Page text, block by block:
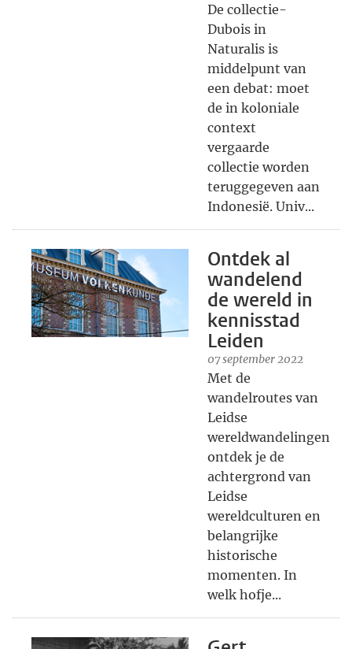
De collectie-
Dubois in
Naturalis is
middelpunt van
een debat: moet
de in koloniale
context
vergaarde
collectie worden
teruggegeven aan
Indonesië. Univ...
Ontdek al
wandelend
de wereld in
kennisstad
Leiden
07 september 2022
Met de
wandelroutes van
Leidse
wereldwandelingen
ontdek je de
achtergrond van
Leidse
wereldculturen en
belangrijke
historische
momenten. In
welk hofje...